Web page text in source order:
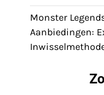
Monster
Aanbiedingen: